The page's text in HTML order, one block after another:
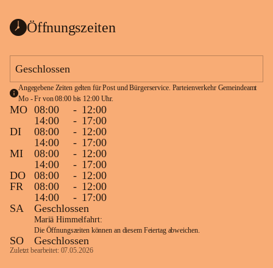
Öffnungszeiten
Geschlossen
Angegebene Zeiten gelten für Post und Bürgerservice. Parteienverkehr Gemeindeamt
Mo - Fr von 08:00 bis 12:00 Uhr.
MO 08:00 - 12:00
14:00
- 17:00
DI
08:00 - 12:00
14:00
- 17:00
MI
08:00 - 12:00
14:00
- 17:00
DO
08:00 - 12:00
FR
08:00 - 12:00
14:00
- 17:00
SA
Geschlossen
Mariä Himmelfahrt:
Die Öffnungszeiten können an diesem Feiertag abweichen.
SO Geschlossen
Zuletzt bearbeitet: 07.05.2026